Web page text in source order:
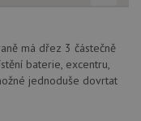
má dřez 3 částečně
baterie, excentru,
jednoduše dovrtat